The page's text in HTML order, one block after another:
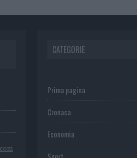
CATEGORIE
Prima pagina
Cronaca
Economia